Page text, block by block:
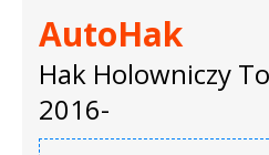
AutoHak
Hak Holowniczy
2016-